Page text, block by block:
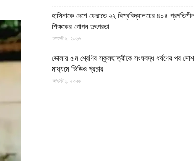
হাসিনাকে দেশে ফেরাতে ২২ বিশ্ববিদ্যালয়ের ৪০৪
শিক্ষকের গোপন তৎপরতা
আগস্ট ৬, ২০২৬
ভোলায় ৫ম শ্রেণির স্কুলছাত্রীকে সংঘবদ্ধ ধর্ষণের পর
মাধ্যমে ভিডিও প্রচার
আগস্ট ৬, ২০২৬